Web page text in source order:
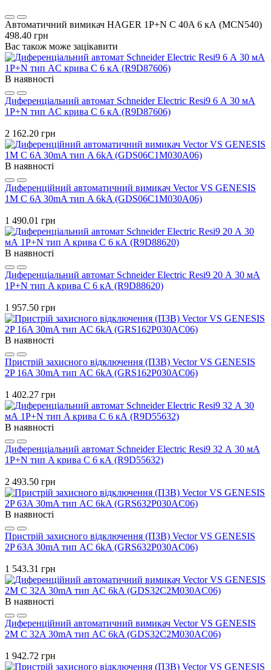
Автоматичний вимикач HAGER 1P+N C 40A 6 кА (MCN540)
498.40 грн
Вас також може зацікавити
В наявності
Диференціальний автомат Schneider Electric Resi9 6 А 30 мА
1P+N тип AC крива C 6 кА (R9D87606)
2 162.20 грн
В наявності
Диференційний автоматичний вимикач Vector VS GENESIS
1M C 6A 30mA тип A 6kA (GDS06C1M030A06)
1 490.01 грн
В наявності
Диференціальний автомат Schneider Electric Resi9 20 А 30 мА
1P+N тип A крива C 6 кА (R9D88620)
1 957.50 грн
В наявності
Пристрій захисного відключення (ПЗВ) Vector VS GENESIS
2P 16A 30mA тип AC 6kA (GRS162P030AC06)
1 402.27 грн
В наявності
Диференціальний автомат Schneider Electric Resi9 32 А 30 мА
1P+N тип A крива C 6 кА (R9D55632)
2 493.50 грн
В наявності
Пристрій захисного відключення (ПЗВ) Vector VS GENESIS
2P 63A 30mA тип AC 6kA (GRS632P030AC06)
1 543.31 грн
В наявності
Диференційний автоматичний вимикач Vector VS GENESIS
2M C 32A 30mA тип AC 6kA (GDS32C2M030AC06)
1 942.72 грн